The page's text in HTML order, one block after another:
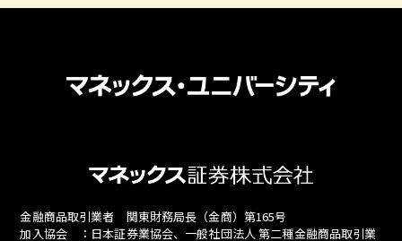
金融商品取引業者 関東財務局長（金商）第165号
加入協会 ： 日本証券業協会、一般社団法人 第二種金融商品取引業